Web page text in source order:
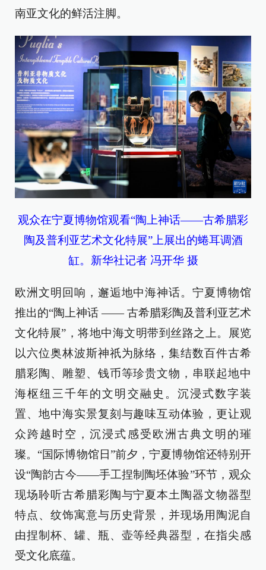
南亚文化的鲜活注脚。
观众在宁夏博物馆观看“陶上神话——古希腊彩
陶及普利亚艺术文化特展”上展出的蜷耳调酒
缸。新华社记者 冯开华 摄
欧洲文明回响，邂逅地中海神话。宁夏博物馆
推出的“陶上神话 —— 古希腊彩陶及普利亚艺术
文化特展”，将地中海文明带到丝路之上。展览
以六位奥林波斯神祇为脉络，集结数百件古希
腊彩陶、雕塑、钱币等珍贵文物，串联起地中
海枢纽三千年的文明交融史。沉浸式数字装
置、地中海实景复刻与趣味互动体验，更让观
众跨越时空，沉浸式感受欧洲古典文明的璀
璨。“国际博物馆日”前夕，宁夏博物馆还特别开
设“陶韵古今——手工捏制陶坯体验”环节，观众
现场聆听古希腊彩陶与宁夏本土陶器文物器型
特点、纹饰寓意与历史背景，并现场用陶泥自
由捏制杯、罐、瓶、壶等经典器型，在指尖感
受文化底蕴。